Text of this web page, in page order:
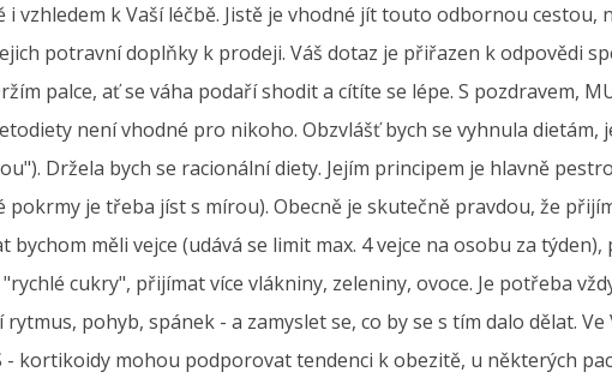
i vzhledem k Vaší léčbě. Jistě je vhodné jít touto odbornou
potravní doplňky k prodeji. Váš dotaz je přiřazen k odpovědi
palce, ať se váha podaří shodit a cítíte se lépe. S pozdravem,
není vhodné pro nikoho. Obzvlášť bych se vyhnula
Držela bych se racionální diety. Jejím principem je hlavně
pokrmy je třeba jíst s mírou). Obecně je skutečně pravdou, že
bychom měli vejce (udává se limit max. 4 vejce na osobu za
cukry", přijímat více vlákniny, zeleniny, ovoce. Je potřeba
pohyb, spánek - a zamyslet se, co by se s tím dalo dělat.
- kortikoidy mohou podporovat tendenci k obezitě, u některých